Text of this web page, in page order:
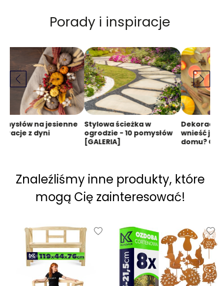
Porady i inspiracje
na jesienne
z dyni
Stylowa ścieżka w
ogrodzie - 10 pomysłów
[GALERIA]
wnieść
domu?
Znaleźliśmy inne produkty, które
mogą Cię zainteresować!